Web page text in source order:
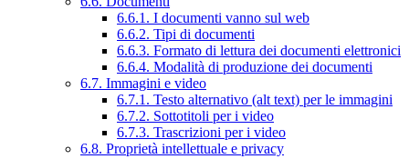
6.6.1. I documenti vanno sul web
6.6.2. Tipi di documenti
6.6.3. Formato di lettura dei documenti elettronici
6.6.4. Modalità di produzione dei documenti
6.7. Immagini e video
6.7.1. Testo alternativo (alt text) per le immagini
6.7.2. Sottotitoli per i video
6.7.3. Trascrizioni per i video
6.8. Proprietà intellettuale e privacy